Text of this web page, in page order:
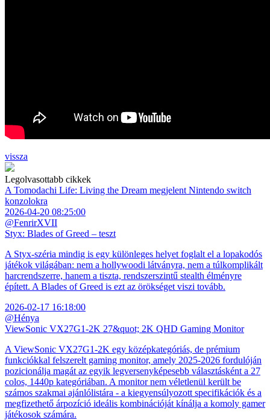
vissza
Legolvasottabb cikkek
A Tomodachi Life: Living the Dream megjelent Nintendo switch
konzolokra
2026-04-20 08:25:00
@FenrirXVII
Styx: Blades of Greed – teszt
A Styx-széria mindig is egy különleges helyet foglalt el a lopakodós
játékok világában: nem a hollywoodi látványra, nem a túlkomplikált
harcrendszerre, hanem a tiszta, rendszerszintű stealth élményre
épített. A Blades of Greed is ezt az örökséget viszi tovább.
2026-02-17 16:18:00
@Hénya
ViewSonic VX27G1-2K 27&quot; 2K QHD Gaming Monitor
A ViewSonic VX27G1-2K egy középkategóriás, de prémium
funkciókkal felszerelt gaming monitor, amely 2025-2026 fordulóján
pozicionálja magát az egyik legversenyképesebb választásként a 27
colos, 1440p kategóriában. A monitor nem véletlenül került be
számos szakmai ajánlólistára - a kiegyensúlyozott specifikációk és a
megfizethető árpozíció ideális kombinációját kínálja a komoly gamer
játékosok számára.